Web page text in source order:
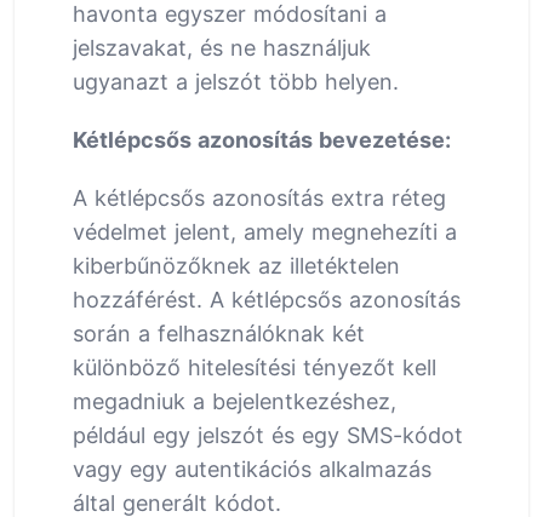
havonta egyszer módosítani a
jelszavakat, és ne használjuk
ugyanazt a jelszót több helyen.
Kétlépcsős azonosítás bevezetése:
A kétlépcsős azonosítás extra réteg
védelmet jelent, amely megnehezíti a
kiberbűnözőknek az illetéktelen
hozzáférést. A kétlépcsős azonosítás
során a felhasználóknak két
különböző hitelesítési tényezőt kell
megadniuk a bejelentkezéshez,
például egy jelszót és egy SMS-kódot
vagy egy autentikációs alkalmazás
által generált kódot.